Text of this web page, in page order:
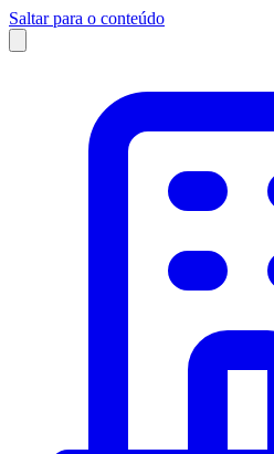
Saltar para o conteúdo